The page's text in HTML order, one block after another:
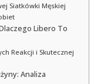
Siatkówki Męskiej
Libero To
Reakcji i Skutecznej
Analiza